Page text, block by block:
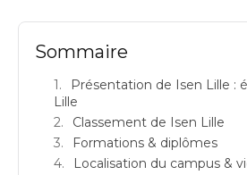
Sommaire
Présentation de Isen Lille :
Lille
Classement de Isen Lille
Formations & diplômes
Localisation du campus &